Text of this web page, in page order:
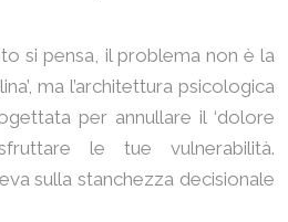
si pensa, il problema non è la
ma l’architettura psicologica
per annullare il ‘dolore
le tue vulnerabilità.
sulla stanchezza decisionale